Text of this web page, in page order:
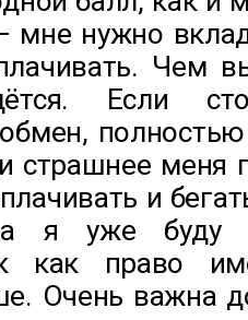
мне нужно
Чем
Если
страшнее меня
и
а я уже буду
как право
Очень важна